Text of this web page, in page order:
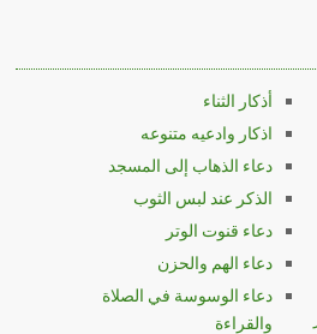
أذكار الثناء
اذكار وادعيه متنوعه
دعاء الذهاب إلى المسجد
الذكر عند لبس الثوب
دعاء قنوت الوتر
دعاء الهم والحزن
دعاء الوسوسة في الصلاة
والقراءة